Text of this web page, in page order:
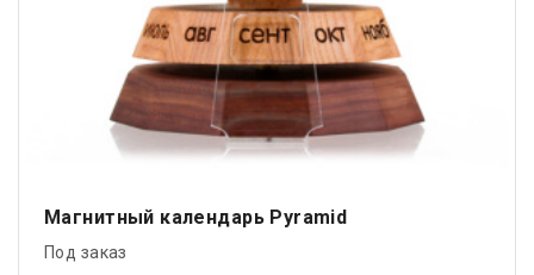
Магнитный календарь Pyramid
Под заказ